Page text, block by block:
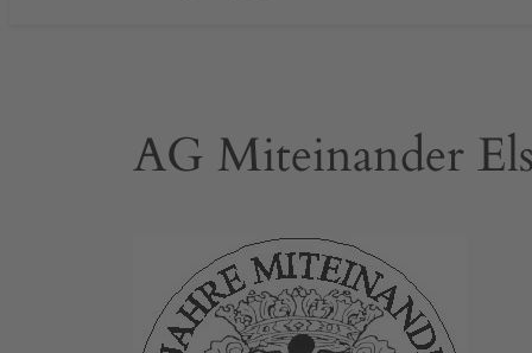
AG Miteinander